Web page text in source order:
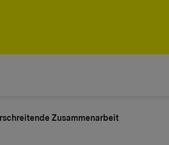
Zusammenarbeit